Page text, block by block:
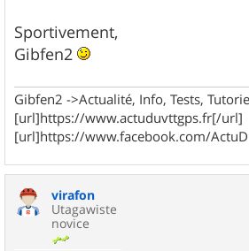
Sportivement,
Gibfen2
Gibfen2 ->Actualité, Info, Tests,
[url]https://www.actuduvttgps.fr[/url]
[url]https://www.facebook.com/
virafon
Utagawiste
novice